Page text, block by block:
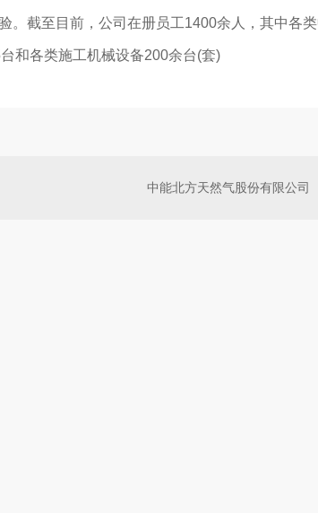
截至目前，公司在册员工1400余人，其中各类
和各类施工机械设备200余台(套)
中能北方天然气股份有限公司